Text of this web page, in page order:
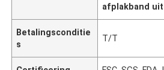
afplakband uit
Betalingsconditie
s
T/T